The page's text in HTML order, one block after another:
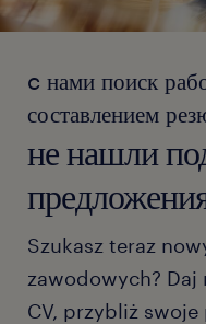
c нами поиск
составлением
не нашли
Szukasz teraz
zawodowych? Daj
CV, przybliż swoje